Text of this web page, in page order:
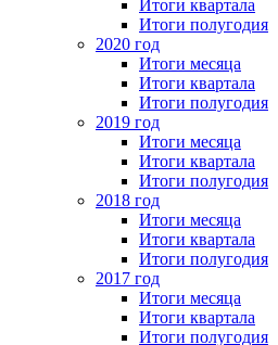
Итоги квартала
Итоги полугодия
2020 год
Итоги месяца
Итоги квартала
Итоги полугодия
2019 год
Итоги месяца
Итоги квартала
Итоги полугодия
2018 год
Итоги месяца
Итоги квартала
Итоги полугодия
2017 год
Итоги месяца
Итоги квартала
Итоги полугодия